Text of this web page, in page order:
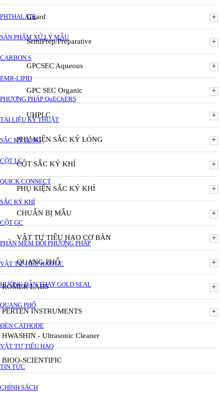
PHTHALATE
SẢN PHẨM XỬ LÝ MẪU
CARBON S
EMR-LIPID
PHƯƠNG PHÁP QuEChERS
TÀI LIỆU KỸ THUẬT
SẮC KÝ LỎNG
CỘT LC
QUICK CONNECT
SẮC KÝ KHÍ
CỘT GC
PHẦN MỀM ĐỔI PHƯƠNG PHÁP
VẬT TƯ TIÊU HAO GC
HƯỚNG DẪN THAY GOLD SEAL
QUANG PHỔ
ĐÈN CATHODE
VẬT TƯ TIÊU HAO
TIN TỨC
CHÍNH SÁCH
Guard +
SemiPrep/Preparative +
GPCSEC Aqueous +
GPC SEC Organic +
UHPLC +
PHỤ KIỆN SẮC KÝ LỎNG +
CỘT SẮC KÝ KHÍ +
PHỤ KIỆN SẮC KÝ KHÍ +
CHUẨN BỊ MẪU +
VẬT TƯ TIÊU HAO CƠ BẢN +
QUANG PHỔ +
ROMER LABS +
PERTEN INSTRUMENTS +
HWASHIN - Ultrasonic Cleaner
BIOO-SCIENTIFIC